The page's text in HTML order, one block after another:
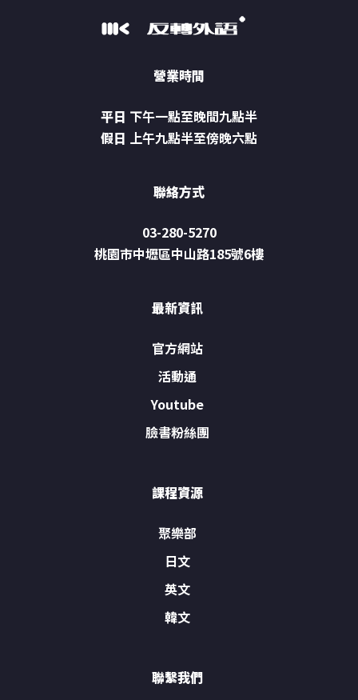
營業時間
平日 下午一點至晚間九點半
假日 上午九點半至傍晚六點
聯絡方式
03-280-5270
桃園市中壢區中山路185號6樓
最新資訊
官方網站
活動通
Youtube
臉書粉絲團
課程資源
聚樂部
日文
英文
韓文
聯繫我們